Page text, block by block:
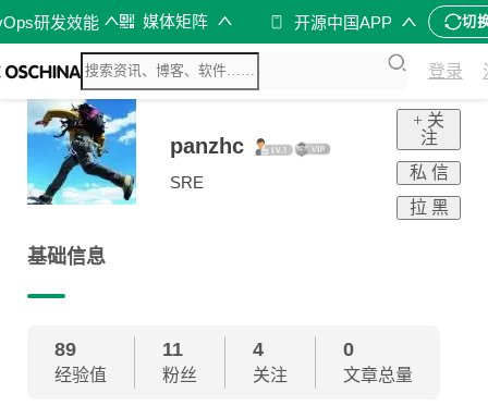
研发效能 媒体矩阵 开源中国APP 切
登录
panzhc
SRE
+ 关
注
私 信
拉 黑
基础信息
89
经验值
11
粉丝
4
关注
0
文章总量